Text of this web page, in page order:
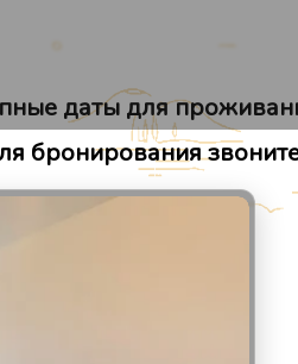
даты для
бронирования